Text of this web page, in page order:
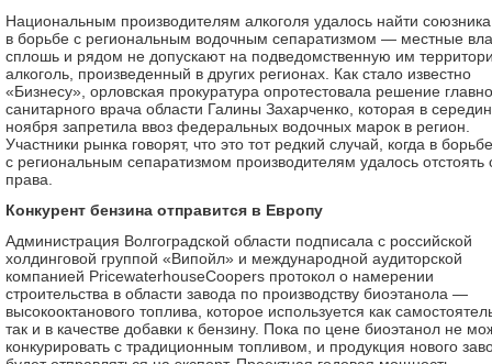
Национальным производителям алкоголя удалось найти союзника
в борьбе с региональным водочным сепаратизмом — местные
сплошь и рядом не допускают на подведомственную им
алкоголь, произведенный в других регионах. Как стало известно
«Бизнесу», орловская прокуратура опротестовала решение
санитарного врача области Галины Захарченко, которая в
ноября запретила ввоз федеральных водочных марок в регион.
Участники рынка говорят, что это тот редкий случай, когда в борьбе
с региональным сепаратизмом производителям удалось отстоять
права.
Конкурент бензина отправится в Европу
Администрация Волгоградской области подписала с российской
холдинговой группой «Випойл» и международной аудиторской
компанией PricewaterhouseCoopers протокол о намерении
строительства в области завода по производству биоэтанола —
высокооктанового топлива, которое используется как
так и в качестве добавки к бензину. Пока по цене биоэтанол не
конкурировать с традиционным топливом, и продукция нового